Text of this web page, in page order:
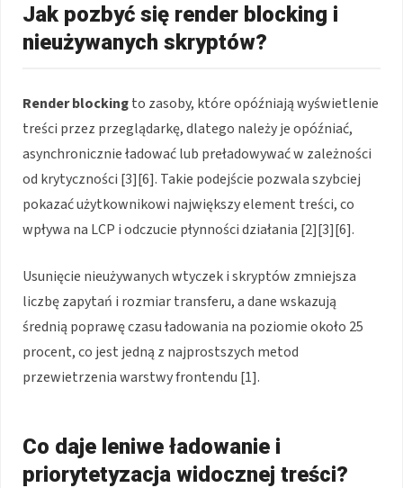
Jak pozbyć się render blocking i
nieużywanych skryptów?
Render blockingto zasoby, które opóźniają wyświetlenie
treści przez przeglądarkę, dlatego należy je opóźniać,
asynchronicznie ładować lub preładowywać w zależności
od krytyczności [3][6]. Takie podejście pozwala szybciej
pokazać użytkownikowi największy element treści, co
wpływa na LCP i odczucie płynności działania [2][3][6].
Usunięcie nieużywanych wtyczek i skryptów zmniejsza
liczbę zapytań i rozmiar transferu, a dane wskazują
średnią poprawę czasu ładowania na poziomie około 25
procent, co jest jedną z najprostszych metod
przewietrzenia warstwy frontendu [1].
Co daje leniwe ładowanie i
priorytetyzacja widocznej treści?